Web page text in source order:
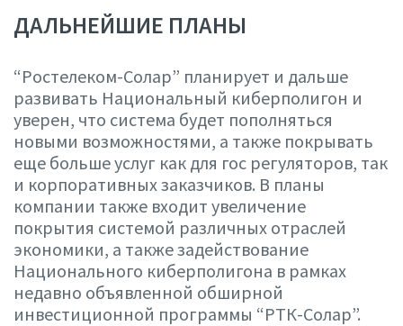
ДАЛЬНЕЙШИЕ ПЛАНЫ
“Ростелеком-Солар” планирует и дальше
развивать Национальный киберполигон и
уверен, что система будет пополняться
новыми возможностями, а также покрывать
еще больше услуг как для гос регуляторов, так
и корпоративных заказчиков. В планы
компании также входит увеличение
покрытия системой различных отраслей
экономики, а также задействование
Национального киберполигона в рамках
недавно объявленной обширной
инвестиционной программы “РТК-Солар”.